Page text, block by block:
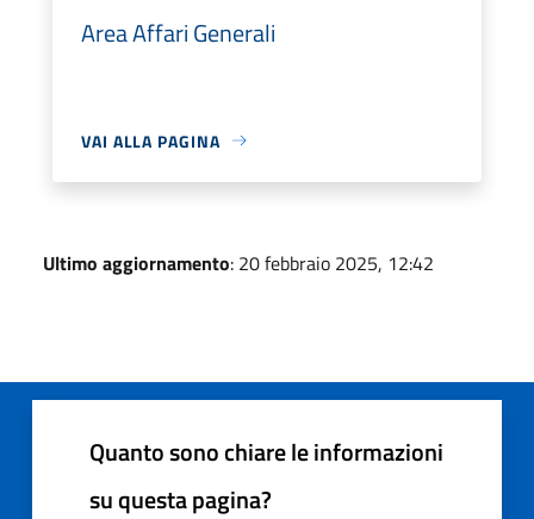
Area Affari Generali
VAI ALLA PAGINA
Ultimo aggiornamento: 20 febbraio 2025, 12:42
Quanto sono chiare le informazioni
su questa pagina?